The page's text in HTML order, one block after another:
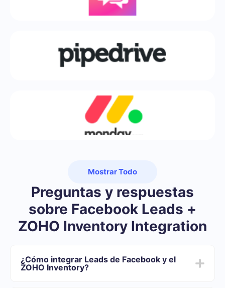
Mostrar Todo
Preguntas y respuestas
sobre Facebook Leads +
ZOHO Inventory Integration
¿Cómo integrar Leads de Facebook y el
ZOHO Inventory?